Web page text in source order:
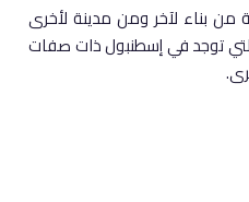
بناء لآخر ومن مدينة لأخرى
توجد في إسطنبول ذات صفات